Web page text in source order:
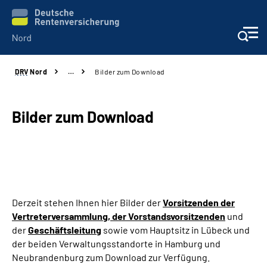
Aktuelles
Services
Karriere
Über uns
DRV Nord … Bilder zum Download
Bilder zum Download
Derzeit stehen Ihnen hier Bilder derVorsitzenden der
Vertreterversammlung, der Vorstandsvorsitzenden und
derGeschäftsleitung sowie vom Hauptsitz in Lübeck und
der beiden Verwaltungsstandorte in Hamburg und
Neubrandenburg zum Download zur Verfügung.